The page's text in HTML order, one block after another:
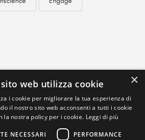
×
web utilizza cookie
i cookie per migliorare la tua esperienza di
il nostro sito web acconsenti a tutti i cookie
la nostra policy per i cookie. Leggi di più
NECESSARI PERFORMANCE